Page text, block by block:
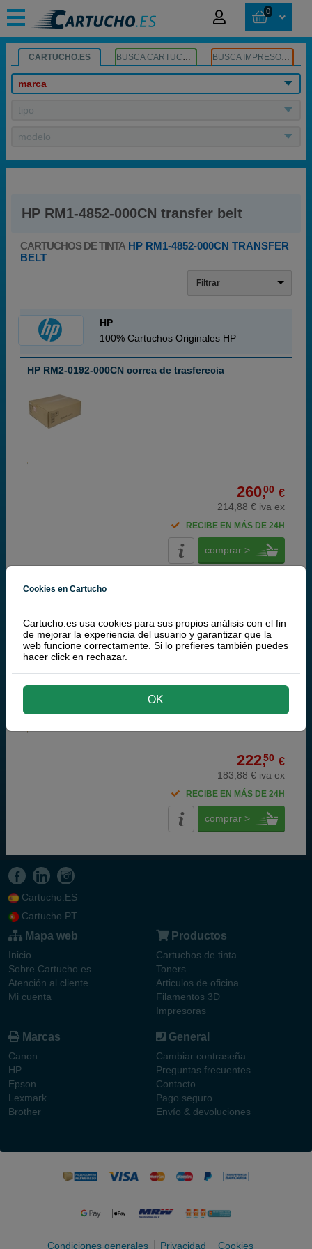
0
CARTUCHO.ES BUSCA CARTUCHOS BUSCA IMPRESORA
marca
tipo
modelo
HP RM1-4852-000CN transfer belt
CARTUCHOS DE TINTA HP RM1-4852-000CN TRANSFER
BELT
Filtrar
HP
100% Cartuchos Originales HP
HP RM2-0192-000CN correa de trasferecia
260,00 €
214,88 € iva ex
RECIBE EN MÁS DE 24H
comprar >
HP
100% Cartuchos Originales HP
HP RM1-4852-000CN Correa de transferencia
222,50 €
183,88 € iva ex
RECIBE EN MÁS DE 24H
comprar >
Cartucho.ES
Cartucho.PT
Mapa web
Inicio
Sobre Cartucho.es
Atención al cliente
Mi cuenta
Productos
Cartuchos de tinta
Toners
Articulos de oficina
Filamentos 3D
Impresoras
Marcas
Canon
HP
Epson
Lexmark
Brother
General
Cambiar contraseña
Preguntas frecuentes
Contacto
Pago seguro
Envío & devoluciones
Condiciones generales Privacidad Cookies
Cookies en Cartucho
Cartucho.es usa cookies para sus propios análisis con el fin
de mejorar la experiencia del usuario y garantizar que la
web funcione correctamente. Si lo prefieres también puedes
hacer click en rechazar.
OK